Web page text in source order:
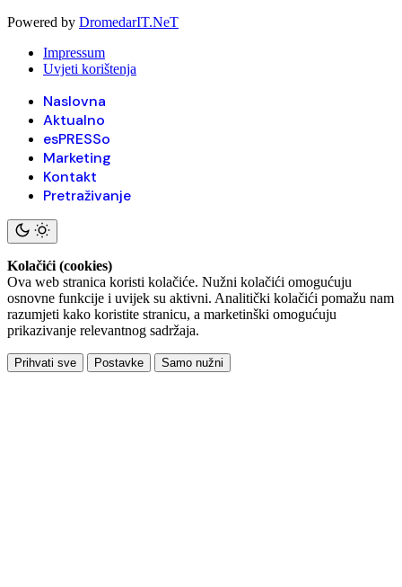
Powered by DromedarIT.NeT
Impressum
Uvjeti korištenja
Naslovna
Aktualno
esPRESSo
Marketing
Kontakt
Pretraživanje
Kolačići (cookies)
Ova web stranica koristi kolačiće. Nužni kolačići omogućuju
osnovne funkcije i uvijek su aktivni. Analitički kolačići pomažu nam
razumjeti kako koristite stranicu, a marketinški omogućuju
prikazivanje relevantnog sadržaja.
Prihvati sve Postavke Samo nužni